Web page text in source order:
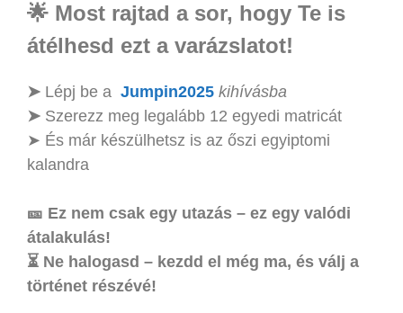
🌟 Most rajtad a sor, hogy Te is
átélhesd ezt a varázslatot!
➤ Lépj be a Jumpin2025 kihívásba
➤ Szerezz meg legalább 12 egyedi matricát
➤ És már készülhetsz is az őszi egyiptomi
kalandra
🎫 Ez nem csak egy utazás – ez egy valódi
átalakulás!
⏳ Ne halogasd – kezdd el még ma, és válj a
történet részévé!